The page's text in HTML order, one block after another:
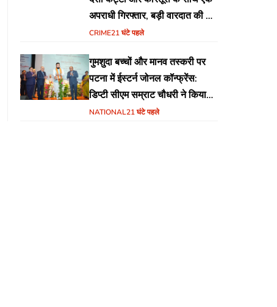
अपराधी गिरफ्तार, बड़ी वारदात की थी
योजना
CRIME21 घंटे पहले
गुमशुदा बच्चों और मानव तस्करी पर
पटना में ईस्टर्न जोनल कॉन्फ्रेंस:
डिप्टी सीएम सम्राट चौधरी ने किया
उद्घाटन, अंतर्राज्यीय समन्वय पर जोर
NATIONAL21 घंटे पहले